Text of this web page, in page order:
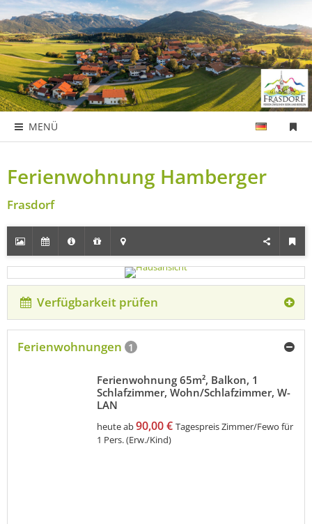
MENÜ
Ferienwohnung Hamberger
Frasdorf
Verfügbarkeit prüfen
Ferienwohnungen 1
Ferienwohnung 65m², Balkon, 1
Schlafzimmer, Wohn/Schlafzimmer, W-
LAN
heute ab90,00 € Tagespreis Zimmer/Fewo für
1 Pers. (Erw./Kind)